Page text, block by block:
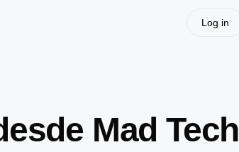
Log in
Mad Tech